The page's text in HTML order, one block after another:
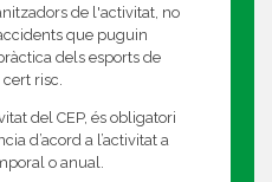
de l'activitat, no
que puguin
dels esports de
risc.
del CEP, és obligatori
d’acord a l’activitat a
o anual.